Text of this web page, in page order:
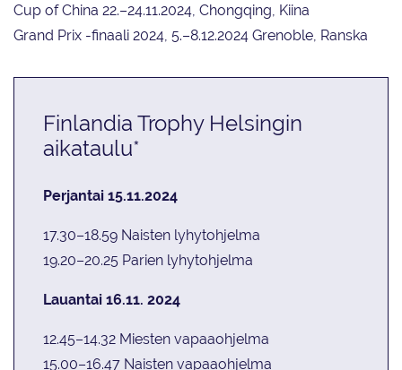
Cup of China 22.–24.11.2024, Chongqing, Kiina
Grand Prix -finaali 2024, 5.–8.12.2024 Grenoble, Ranska
Finlandia Trophy Helsingin
aikataulu*
Perjantai 15.11.2024
17.30–18.59 Naisten lyhytohjelma
19.20–20.25 Parien lyhytohjelma
Lauantai 16.11. 2024
12.45–14.32 Miesten vapaaohjelma
15.00–16.47 Naisten vapaaohjelma